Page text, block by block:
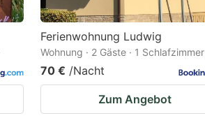
Ferienwohnung Ludwig
Wohnung · 2 Gäste · 1 Schlafzimmer
70 € /Nacht
Zum Angebot